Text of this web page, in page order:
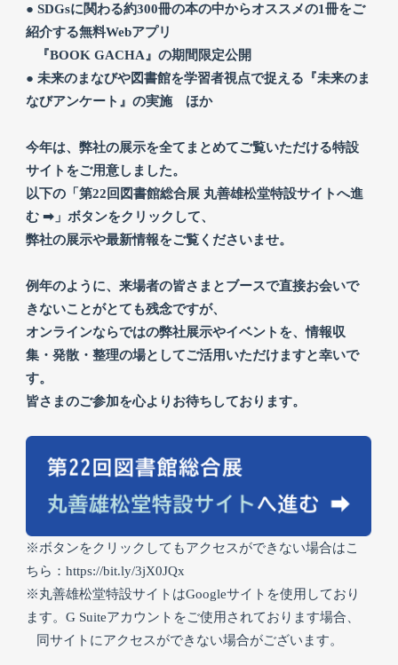
● SDGsに関わる約300冊の本の中からオススメの1冊をご
紹介する無料Webアプリ
『BOOK GACHA』の期間限定公開
● 未来のまなびや図書館を学習者視点で捉える『未来のま
なびアンケート』の実施 ほか
今年は、弊社の展示を全てまとめてご覧いただける特設
サイトをご用意しました。
以下の「第22回図書館総合展 丸善雄松堂特設サイトへ進
む ➡」ボタンをクリックして、
弊社の展示や最新情報をご覧くださいませ。
例年のように、来場者の皆さまとブースで直接お会いで
きないことがとても残念ですが、
オンラインならではの弊社展示やイベントを、情報収
集・発散・整理の場としてご活用いただけますと幸いで
す。
皆さまのご参加を心よりお待ちしております。
※ボタンをクリックしてもアクセスができない場合はこ
ちら：https://bit.ly/3jX0JQx
※丸善雄松堂特設サイトはGoogleサイトを使用しており
ます。G Suiteアカウントをご使用されております場合、
同サイトにアクセスができない場合がございます。